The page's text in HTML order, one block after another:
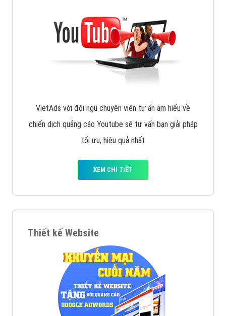
VietAds với đội ngũ chuyên viên tư ấn am hiểu về
chiến dịch quảng cáo Youtube sẽ tư vấn bạn giải pháp
tối ưu, hiệu quả nhất
XEM CHI TIẾT
Thiết kế Website